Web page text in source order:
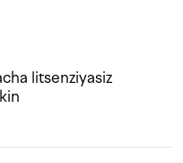
litsenziyasiz